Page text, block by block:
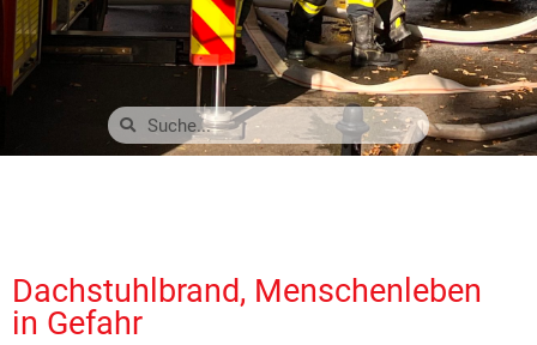
Dachstuhlbrand, Menschenleben
in Gefahr